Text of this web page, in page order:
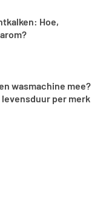
Hoe,
wasmachine mee?
per merk